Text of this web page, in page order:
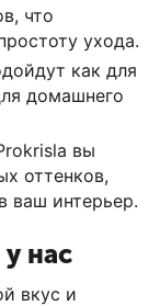
что
ухода.
как для
домашнего
вы
оттенков,
ваш интерьер.
нас
вкус и